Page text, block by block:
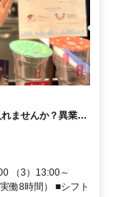
ませんか？異業種
（3）13:00～
働8時間） ■シフト